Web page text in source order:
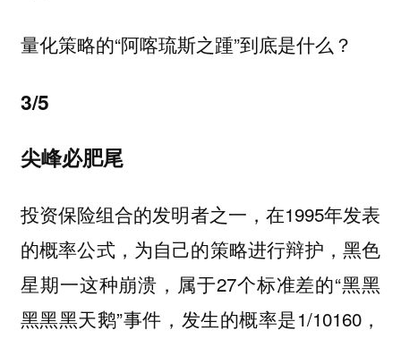
量化策略的“阿喀琉斯之踵”到底是什么？
3/5
尖峰必肥尾
投资保险组合的发明者之一，在1995年发表
的概率公式，为自己的策略进行辩护，黑色
星期一这种崩溃，属于27个标准差的“黑黑
黑黑黑天鹅”事件，发生的概率是1/10160，